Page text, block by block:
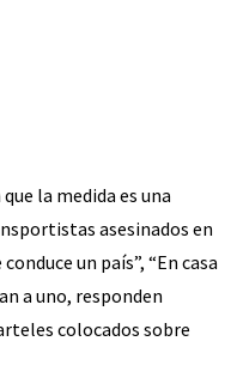
la medida es una
asesinados en
un país”, “En casa
a uno, responden
colocados sobre